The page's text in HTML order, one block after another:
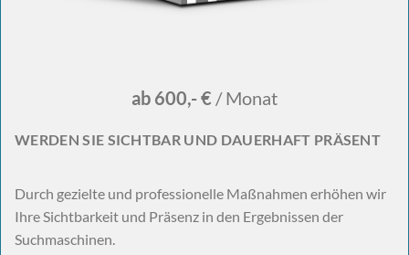
ab 600,- € / Monat
WERDEN SIE SICHTBAR UND DAUERHAFT PRÄSENT
Durch gezielte und professionelle Maßnahmen erhöhen wir
Ihre Sichtbarkeit und Präsenz in den Ergebnissen der
Suchmaschinen.